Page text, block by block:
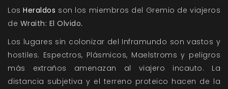
LosHeraldos son los miembros del Gremio de viajeros
de Wraith: El Olvido.
Los lugares sin colonizar del Inframundo son vastos y
hostiles. Espectros, Plásmicos, Maelstroms y peligros
más extraños amenazan al viajero incauto. La
distancia subjetiva y el terreno proteico hacen de la